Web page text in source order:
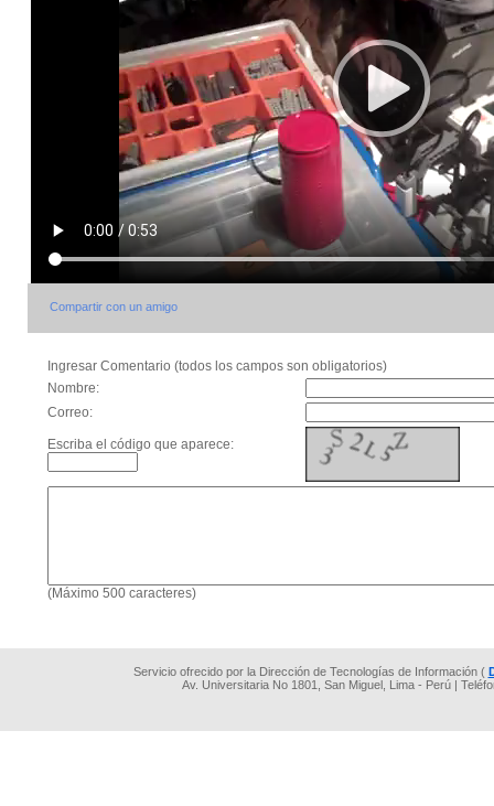
Compartir con un amigo
Ingresar Comentario (todos los campos son obligatorios)
Nombre:
Correo:
Escriba el código que aparece:
(Máximo 500 caracteres)
Servicio ofrecido por la Dirección de Tecnologías de Información (
Av. Universitaria No 1801, San Miguel, Lima - Perú |